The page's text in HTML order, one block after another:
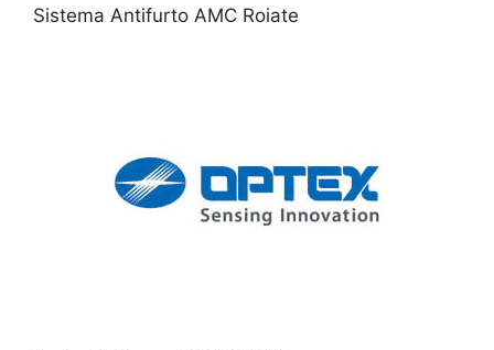
Sistema Antifurto AMC Roiate